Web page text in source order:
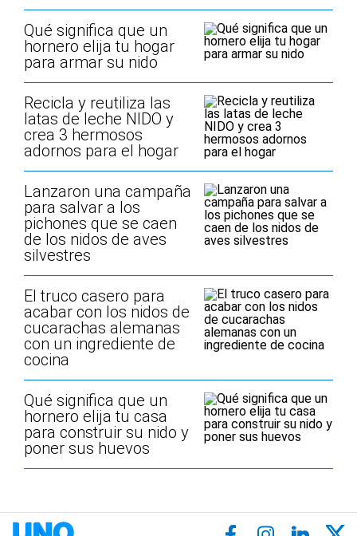
Qué significa que un
hornero elija tu hogar
para armar su nido
Recicla y reutiliza las
latas de leche NIDO y
crea 3 hermosos
adornos para el hogar
Lanzaron una campaña
para salvar a los
pichones que se caen
de los nidos de aves
silvestres
El truco casero para
acabar con los nidos de
cucarachas alemanas
con un ingrediente de
cocina
Qué significa que un
hornero elija tu casa
para construir su nido y
poner sus huevos